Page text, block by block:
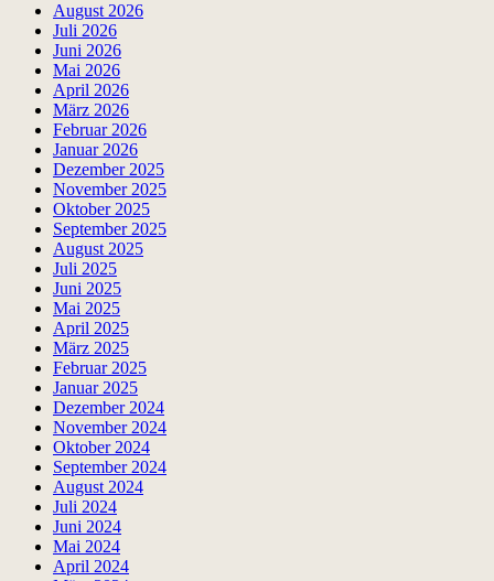
August 2026
Juli 2026
Juni 2026
Mai 2026
April 2026
März 2026
Februar 2026
Januar 2026
Dezember 2025
November 2025
Oktober 2025
September 2025
August 2025
Juli 2025
Juni 2025
Mai 2025
April 2025
März 2025
Februar 2025
Januar 2025
Dezember 2024
November 2024
Oktober 2024
September 2024
August 2024
Juli 2024
Juni 2024
Mai 2024
April 2024